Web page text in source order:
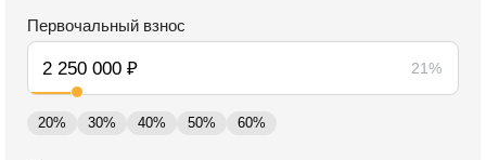
Первочальный взнос
21%
20% 30% 40% 50% 60%